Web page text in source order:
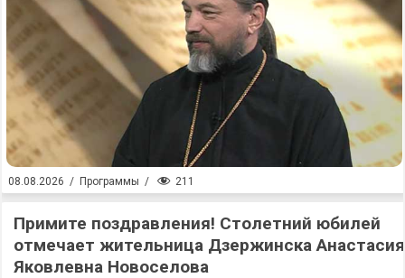
08.08.2026 / Программы / 211
Примите поздравления! Столетний юбилей
отмечает жительница Дзержинска Анастасия
Яковлевна Новоселова